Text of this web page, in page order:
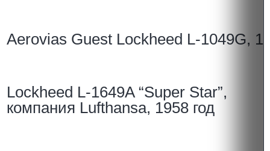
Aerovias Guest Lockheed L-1049G,
Lockheed L-1649A “Super Star”,
компания Lufthansa, 1958 год